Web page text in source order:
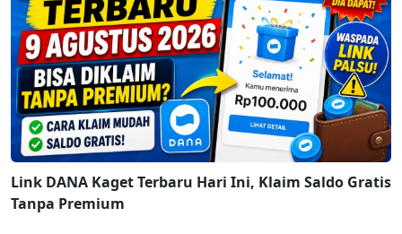
Link DANA Kaget Terbaru Hari Ini, Klaim Saldo Gratis
Tanpa Premium